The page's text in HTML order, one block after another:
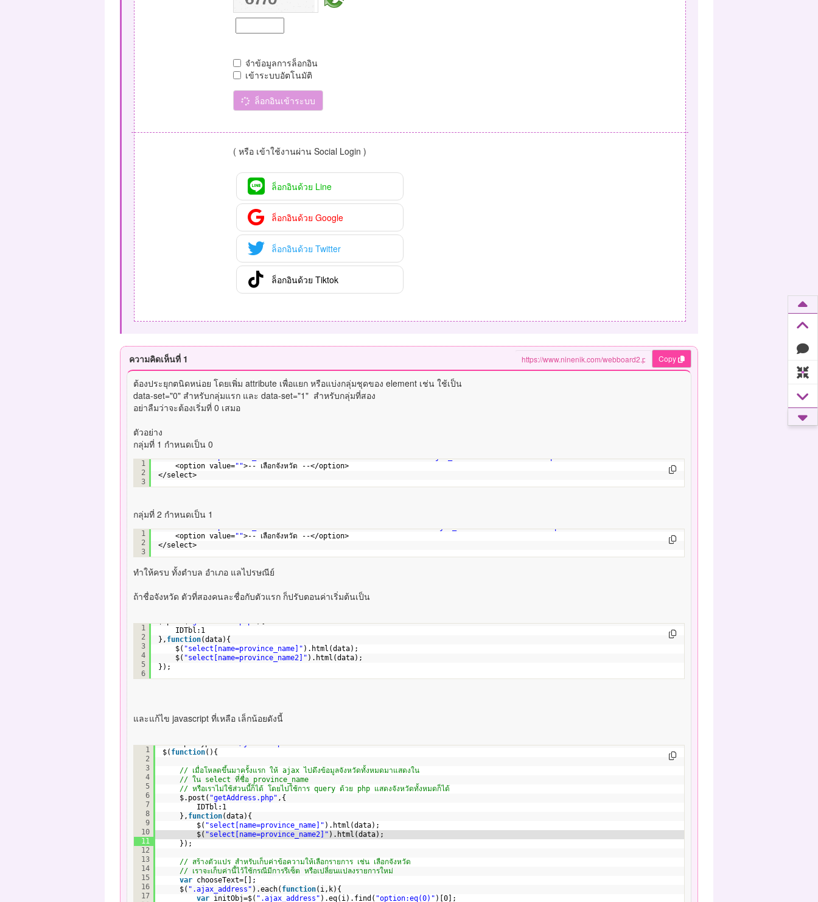
จำข้อมูลการล็อกอิน
เข้าระบบอัตโนมัติ
ล็อกอินเข้าระบบ
( หรือ เข้าใช้งานผ่าน Social Login )
ล็อกอินด้วย Line
ล็อกอินด้วย Google
ล็อกอินด้วย Twitter
ล็อกอินด้วย Tiktok
ความคิดเห็นที่ 1 Copy
ต้องประยุกตนิดหน่อย โดยเพิ่ม attribute เพื่อแยก หรือแบ่งกลุ่มชุดของ element เช่น ใช้เป็น
data-set="0" สำหรับกลุ่มแรก และ data-set="1" สำหรับกลุ่มที่สอง
อย่าลืมว่าจะต้องเริ่มที่ 0 เสมอ
ตัวอย่าง
กลุ่มที่ 1 กำหนดเป็น 0
1
2
3
<select name="province_name" data-where="2" data-set="0" class="ajax_address form-control input-sm">
<option value="">-- เลือกจังหวัด --</option>
</select>
กลุ่มที่ 2 กำหนดเป็น 1
1
2
3
<select name="province_name2" data-where="2" data-set="1" class="ajax_address form-control input-sm">
<option value="">-- เลือกจังหวัด --</option>
</select>
ทำให้ครบ ทั้งตำบล อำเภอ แลไปรษณีย์
ถ้าชื่อจังหวัด ตัวที่สองคนละชื่อกับตัวแรก ก็ปรับตอนค่าเริ่มต้นเป็น
1
2
3
4
5
6
$.post("getAddress.php",{
IDTbl:1
}, function(data){
$( "select[name=province_name]" ).html(data);
$( "select[name=province_name2]" ).html(data);
});
และแก้ไข javascript ที่เหลือ เล็กน้อยดังนี้
1
2
3
4
5
6
7
8
9
10
11
12
13
14
15
16
17
<script type="text/javascript">
$( function(){
// เมื่อโหลดขึ้นมาครั้งแรก ให้ ajax ไปดึงข้อมูลจังหวัดทั้งหมดมาแสดงใน
// ใน select ที่ชื่อ province_name
// หรือเราไม่ใช้ส่วนนี้ก็ได้ โดยไปใช้การ query ด้วย php แสดงจังหวัดทั้งหมดก็ได้
$.post( "getAddress.php" ,{
IDTbl:1
}, function(data){
$( "select[name=province_name]" ).html(data);
$( "select[name=province_name2]" ).html(data);
});
// สร้างตัวแปร สำหรับเก็บค่าข้อความให้เลือกรายการ เช่น เลือกจังหวัด
// เราจะเก็บค่านี้ไว้ใช้กรณีมีการรีเซ็ต หรือเปลี่ยนแปลงรายการใหม่
var chooseText=[];
$( ".ajax_address" ).each( function(i,k){
var initObj=$( ".ajax_address" ).eq(i).find( "option:eq(0)" )[0];